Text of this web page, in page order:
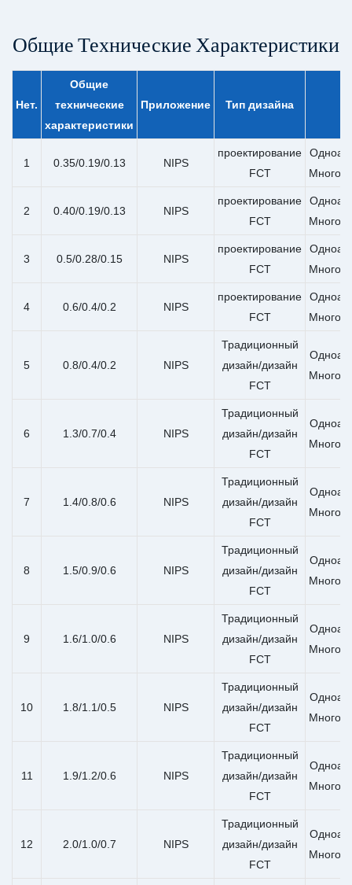
Общие Технические Характеристики
Нет.
Общие
технические
характеристики
Приложение Тип дизайна
1 0.35/0.19/0.13 NIPS
проектирование
FCT
2 0.40/0.19/0.13 NIPS
проектирование
FCT
3 0.5/0.28/0.15 NIPS
проектирование
FCT
4 0.6/0.4/0.2 NIPS
проектирование
FCT
5 0.8/0.4/0.2 NIPS
Традиционный
дизайн/дизайн
FCT
6 1.3/0.7/0.4 NIPS
Традиционный
дизайн/дизайн
FCT
7 1.4/0.8/0.6 NIPS
Традиционный
дизайн/дизайн
FCT
8 1.5/0.9/0.6 NIPS
Традиционный
дизайн/дизайн
FCT
9 1.6/1.0/0.6 NIPS
Традиционный
дизайн/дизайн
FCT
10 1.8/1.1/0.5 NIPS
Традиционный
дизайн/дизайн
FCT
11 1.9/1.2/0.6 NIPS
Традиционный
дизайн/дизайн
FCT
12 2.0/1.0/0.7 NIPS
Традиционный
дизайн/дизайн
FCT